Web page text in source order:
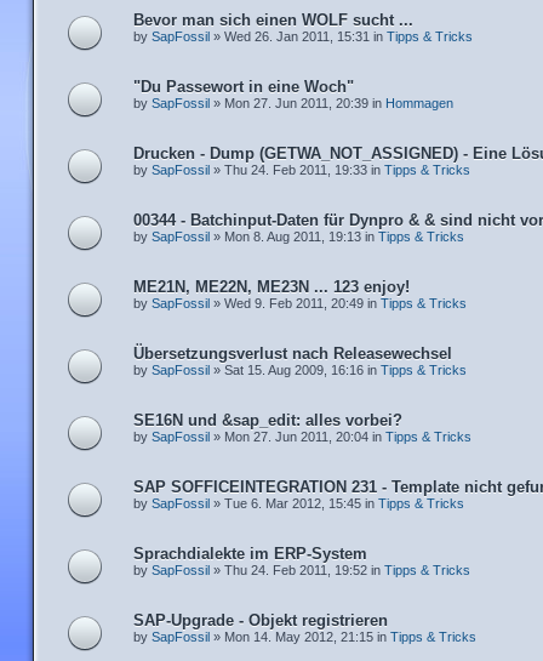
Bevor man sich einen WOLF sucht ...
by SapFossil » Wed 26. Jan 2011, 15:31 in Tipps & Tricks
"Du Passewort in eine Woch"
by SapFossil » Mon 27. Jun 2011, 20:39 in Hommagen
Drucken - Dump (GETWA_NOT_ASSIGNED) - Eine
by SapFossil » Thu 24. Feb 2011, 19:33 in Tipps & Tricks
00344 - Batchinput-Daten für Dynpro & & sind nicht
by SapFossil » Mon 8. Aug 2011, 19:13 in Tipps & Tricks
ME21N, ME22N, ME23N ... 123 enjoy!
by SapFossil » Wed 9. Feb 2011, 20:49 in Tipps & Tricks
Übersetzungsverlust nach Releasewechsel
by SapFossil » Sat 15. Aug 2009, 16:16 in Tipps & Tricks
SE16N und &sap_edit: alles vorbei?
by SapFossil » Mon 27. Jun 2011, 20:04 in Tipps & Tricks
SAP SOFFICEINTEGRATION 231 - Template nicht
by SapFossil » Tue 6. Mar 2012, 15:45 in Tipps & Tricks
Sprachdialekte im ERP-System
by SapFossil » Thu 24. Feb 2011, 19:52 in Tipps & Tricks
SAP-Upgrade - Objekt registrieren
by SapFossil » Mon 14. May 2012, 21:15 in Tipps & Tricks